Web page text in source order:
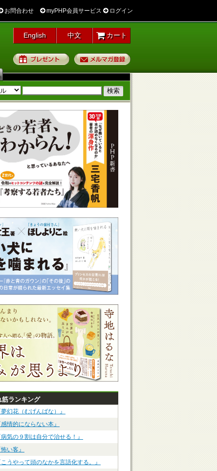
お問合わせ myPHP会員サービス ログイン
English 中文 カート
プレゼント
筋ランキング
夢幻花（むげんばな）』
感情的にならない本』
病気の９割は自分で治せる！』
怖い客』
こうやって頭のなかを言語化する。』